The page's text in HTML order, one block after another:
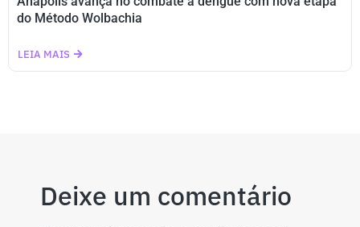
do Método Wolbachia
LEIA MAIS
Deixe um comentário